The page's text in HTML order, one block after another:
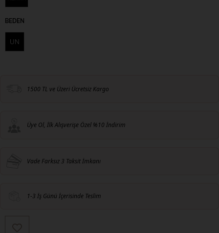
BEDEN
UN
1500 TL ve Üzeri Ücretsiz Kargo
Üye Ol, İlk Alışverişe Özel %10 İndirim
Vade Farksız 3 Taksit İmkanı
1-3 İş Günü İçerisinde Teslim